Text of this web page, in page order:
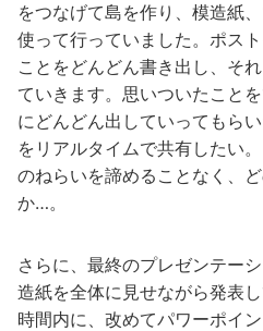
をつなげて島を作り、模造紙
使って行っていました。ポス
ことをどんどん書き出し、そ
ていきます。思いついたこと
にどんどん出していってもら
をリアルタイムで共有したい
のねらいを諦めることなく、
か…。
さらに、最終のプレゼンテー
造紙を全体に見せながら発表
時間内に、改めてパワーポイ